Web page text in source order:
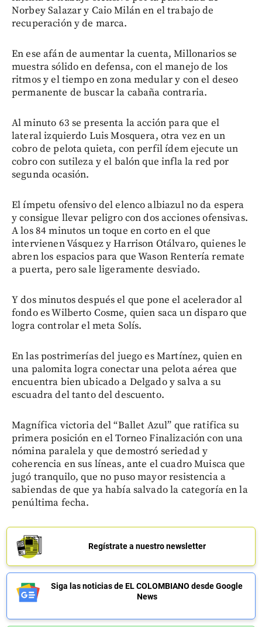
Norbey Salazar y Caio Milán en el trabajo de
recuperación y de marca.
En ese afán de aumentar la cuenta, Millonarios se
muestra sólido en defensa, con el manejo de los
ritmos y el tiempo en zona medular y con el deseo
permanente de buscar la cabaña contraria.
Al minuto 63 se presenta la acción para que el
lateral izquierdo Luis Mosquera, otra vez en un
cobro de pelota quieta, con perfil ídem ejecute un
cobro con sutileza y el balón que infla la red por
segunda ocasión.
El ímpetu ofensivo del elenco albiazul no da espera
y consigue llevar peligro con dos acciones ofensivas.
A los 84 minutos un toque en corto en el que
intervienen Vásquez y Harrison Otálvaro, quienes le
abren los espacios para que Wason Rentería remate
a puerta, pero sale ligeramente desviado.
Y dos minutos después el que pone el acelerador al
fondo es Wilberto Cosme, quien saca un disparo que
logra controlar el meta Solís.
En las postrimerías del juego es Martínez, quien en
una palomita logra conectar una pelota aérea que
encuentra bien ubicado a Delgado y salva a su
escuadra del tanto del descuento.
Magnífica victoria del “Ballet Azul” que ratifica su
primera posición en el Torneo Finalización con una
nómina paralela y que demostró seriedad y
coherencia en sus líneas, ante el cuadro Muisca que
jugó tranquilo, que no puso mayor resistencia a
sabiendas de que ya había salvado la categoría en la
penúltima fecha.
Regístrate a nuestro newsletter
Siga las noticias de EL COLOMBIANO desde Google
News